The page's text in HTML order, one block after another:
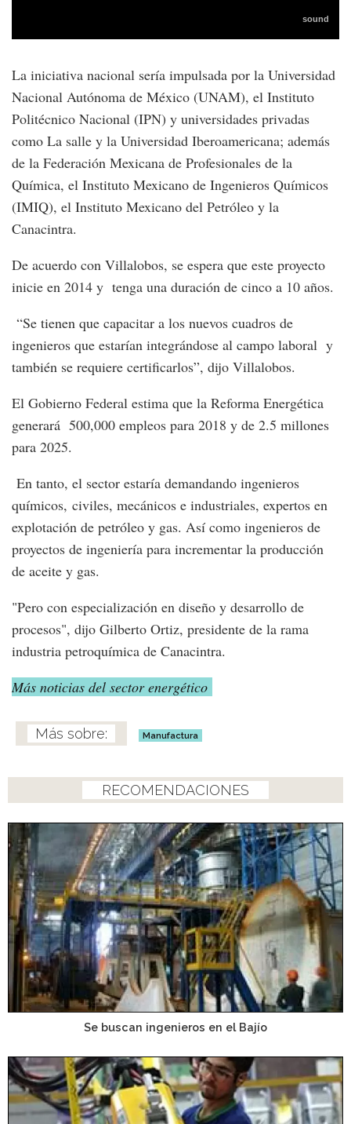
La iniciativa nacional sería impulsada por la Universidad
Nacional Autónoma de México (UNAM), el Instituto
Politécnico Nacional (IPN) y universidades privadas
como La salle y la Universidad Iberoamericana; además
de la Federación Mexicana de Profesionales de la
Química, el Instituto Mexicano de Ingenieros Químicos
(IMIQ), el Instituto Mexicano del Petróleo y la
Canacintra.
De acuerdo con Villalobos, se espera que este proyecto
inicie en 2014 y tenga una duración de cinco a 10 años.
“Se tienen que capacitar a los nuevos cuadros de
ingenieros que estarían integrándose al campo laboral y
también se requiere certificarlos”, dijo Villalobos.
El Gobierno Federal estima que la Reforma Energética
generará 500,000 empleos para 2018 y de 2.5 millones
para 2025.
En tanto, el sector estaría demandando ingenieros
químicos, civiles, mecánicos e industriales, expertos en
explotación de petróleo y gas. Así como ingenieros de
proyectos de ingeniería para incrementar la producción
de aceite y gas.
"Pero con especialización en diseño y desarrollo de
procesos", dijo Gilberto Ortiz, presidente de la rama
industria petroquímica de Canacintra.
Más noticias del sector energético
Manufactura
RECOMENDACIONES
Se buscan ingenieros en el Bajío